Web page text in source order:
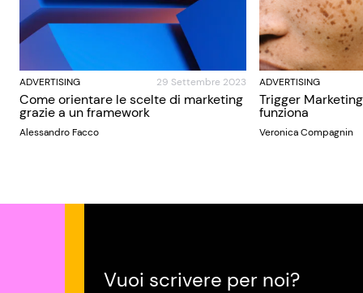
ADVERTISING 29 Settembre 2023
Come orientare le scelte di marketing
grazie a un framework
Alessandro Facco
ADVERTISING
Trigger
funziona
Veronica Compagnin
Vuoi scrivere per noi?